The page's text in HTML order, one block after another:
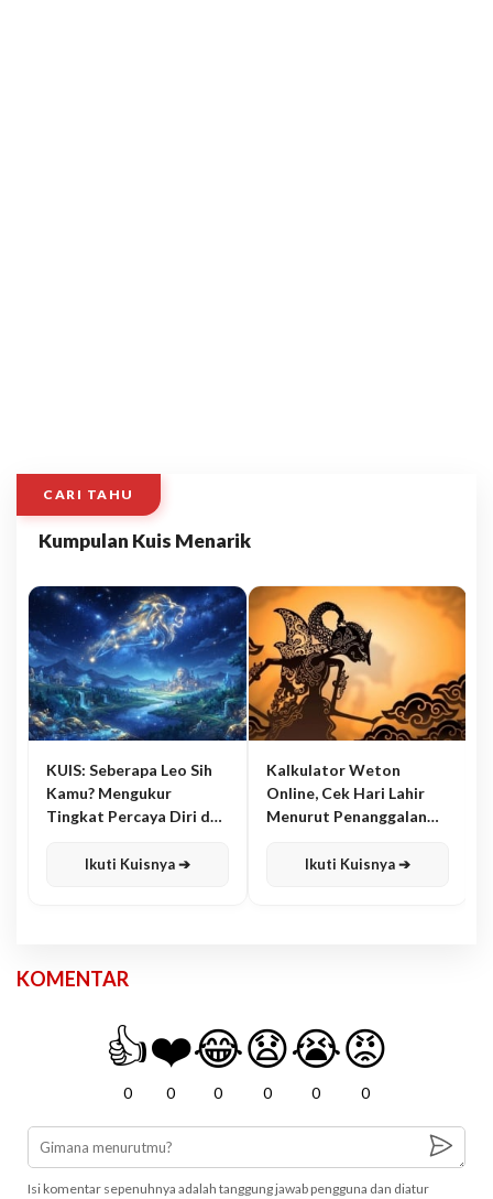
CARI TAHU
Kumpulan Kuis Menarik
KUIS: Seberapa Leo Sih
Kamu? Mengukur
Tingkat Percaya Diri dan
Ikuti Kuisnya ➔
Kalkulator Weton
Online, Cek Hari Lahir
Menurut Penanggalan
Ikuti Kuisnya ➔
KOMENTAR
👍
0
❤️
0
😂
0
😧
0
😭
0
😡
0
Isi komentar sepenuhnya adalah tanggung jawab pengguna dan diatur